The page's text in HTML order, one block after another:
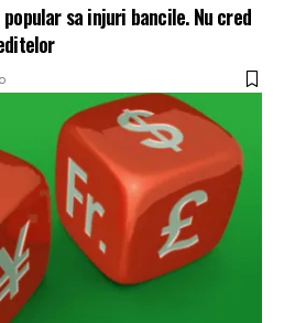
sa injuri bancile. Nu cred